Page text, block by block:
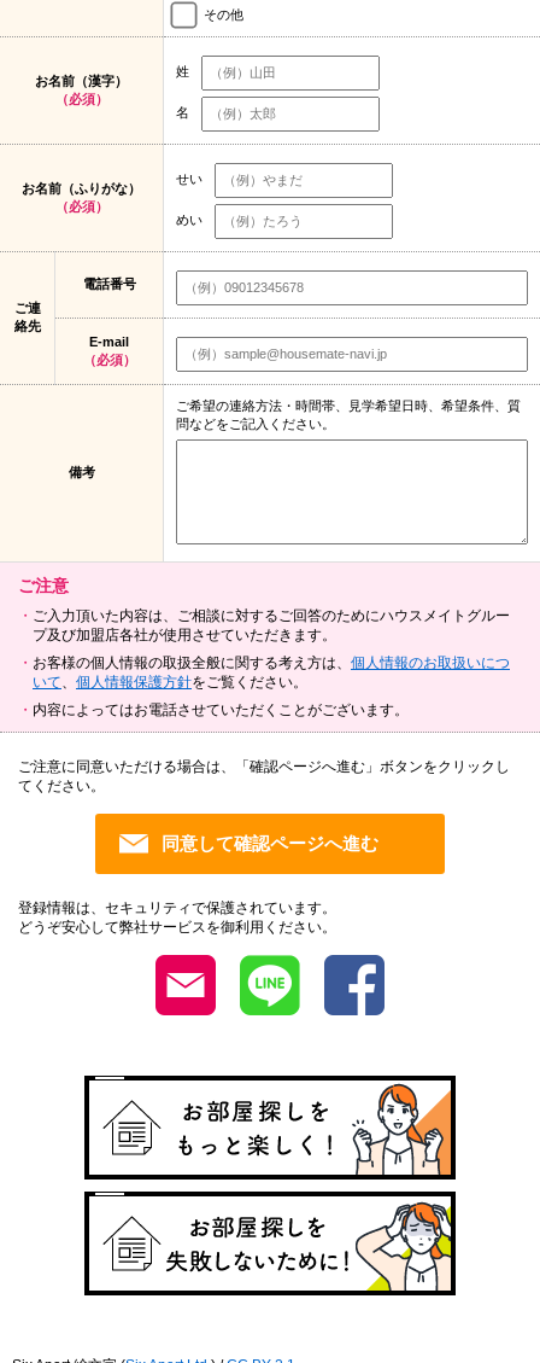
その他
お名前（漢字）
（必須）
姓
名
お名前（ふりがな）
（必須）
せい
めい
ご連
絡先
電話番号
E-mail
（必須）
備考
ご希望の連絡方法・時間帯、見学希望日時、希望条件、質
問などをご記入ください。
ご注意
ご入力頂いた内容は、ご相談に対するご回答のためにハウスメイトグルー
プ及び加盟店各社が使用させていただきます。
お客様の個人情報の取扱全般に関する考え方は、 個人情報のお取扱いにつ
いて
個人情報保護方針をご覧ください。
内容によってはお電話させていただくことがございます。
ご注意に同意いただける場合は、「確認ページへ進む」ボタンをクリックし
てください。
登録情報は、セキュリティで保護されています。
どうぞ安心して弊社サービスを御利用ください。